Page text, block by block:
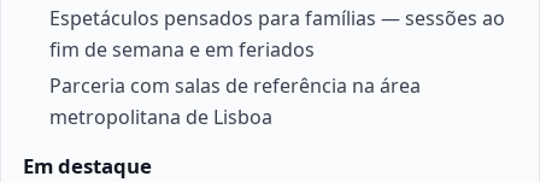
Espetáculos pensados para famílias — sessões ao
fim de semana e em feriados
Parceria com salas de referência na área
metropolitana de Lisboa
Em destaque